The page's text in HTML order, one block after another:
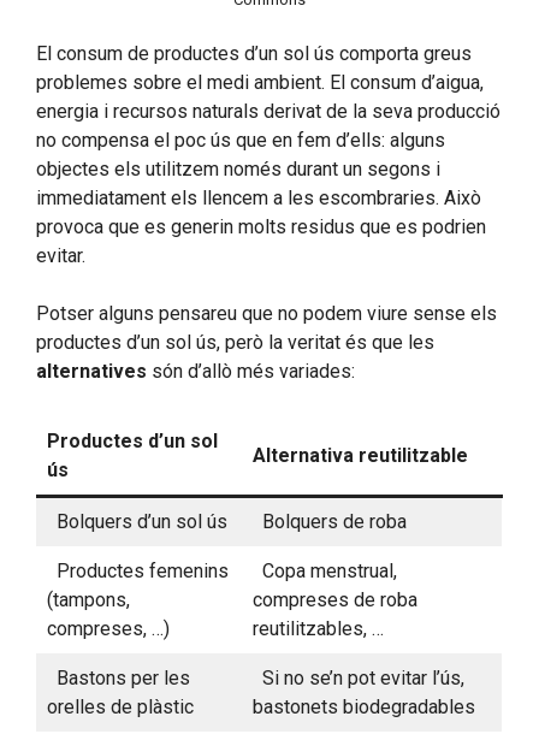
El consum de productes d’un sol ús comporta greus
problemes sobre el medi ambient. El consum d’aigua,
energia i recursos naturals derivat de la seva producció
no compensa el poc ús que en fem d’ells: alguns
objectes els utilitzem només durant un segons i
immediatament els llencem a les escombraries. Això
provoca que es generin molts residus que es podrien
evitar.
Potser alguns pensareu que no podem viure sense els
productes d’un sol ús, però la veritat és que les
alternatives són d’allò més variades:
Productes d’un sol
ús
Alternativa reutilitzable
Bolquers d’un sol ús Bolquers de roba
Productes femenins
(tampons,
compreses, …)
Copa menstrual,
compreses de roba
reutilitzables, …
Bastons per les
orelles de plàstic
Si no se’n pot evitar l’ús,
bastonets biodegradables